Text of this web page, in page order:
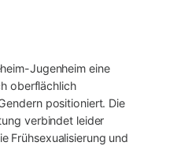
Jugenheim eine
oberflächlich
positioniert. Die
verbindet leider
Frühsexualisierung und